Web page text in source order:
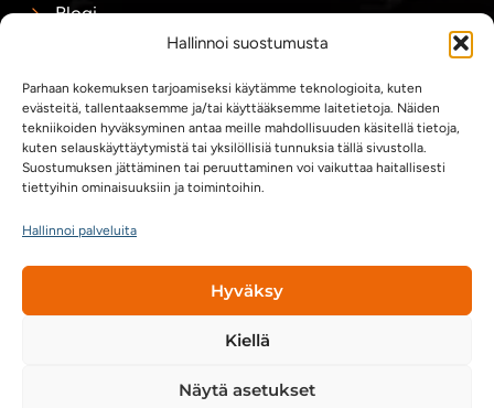
Hallinnoi suostumusta
Parhaan kokemuksen tarjoamiseksi käytämme teknologioita, kuten
evästeitä, tallentaaksemme ja/tai käyttääksemme laitetietoja. Näiden
tekniikoiden hyväksyminen antaa meille mahdollisuuden käsitellä tietoja,
kuten selauskäyttäytymistä tai yksilöllisiä tunnuksia tällä sivustolla.
Suostumuksen jättäminen tai peruuttaminen voi vaikuttaa haitallisesti
tiettyihin ominaisuuksiin ja toimintoihin.
Hallinnoi palveluita
Hyväksy
Kiellä
Näytä asetukset
Blogi
Yhteistyökumppanit
Copyright 2026 @ J&J Kiintokaluste Oy
Tietosuojaseloste